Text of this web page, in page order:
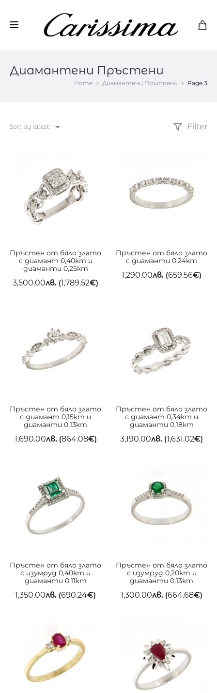
Диамантени Пръстени
Home Диамантени Пръстени Page 3
Sort by latest Filter
Пръстен от бяло злато
с диамант 0,40кт и
диаманти 0,25кт
3,500.00лв. (1,789.52€)
Пръстен от бяло злато
с диаманти 0,24кт
1,290.00лв. (659.56€)
Пръстен от бяло злато
с диамант 0,15кт и
диаманти 0,13кт
1,690.00лв.(864.08€)
Пръстен от бяло злато
с диамант 0,34кт и
диаманти 0,18кт
3,190.00лв. (1,631.02€)
Пръстен от бяло злато
с изумруд 0,40кт и
диаманти 0,11кт
1,350.00лв. (690.24€)
Пръстен от бяло злато
с изумруд 0,20кт и
диаманти 0,13кт
1,300.00лв. (664.68€)